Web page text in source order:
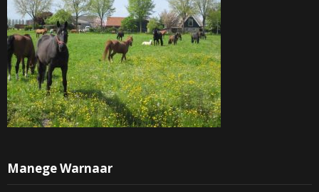
Manege Warnaar